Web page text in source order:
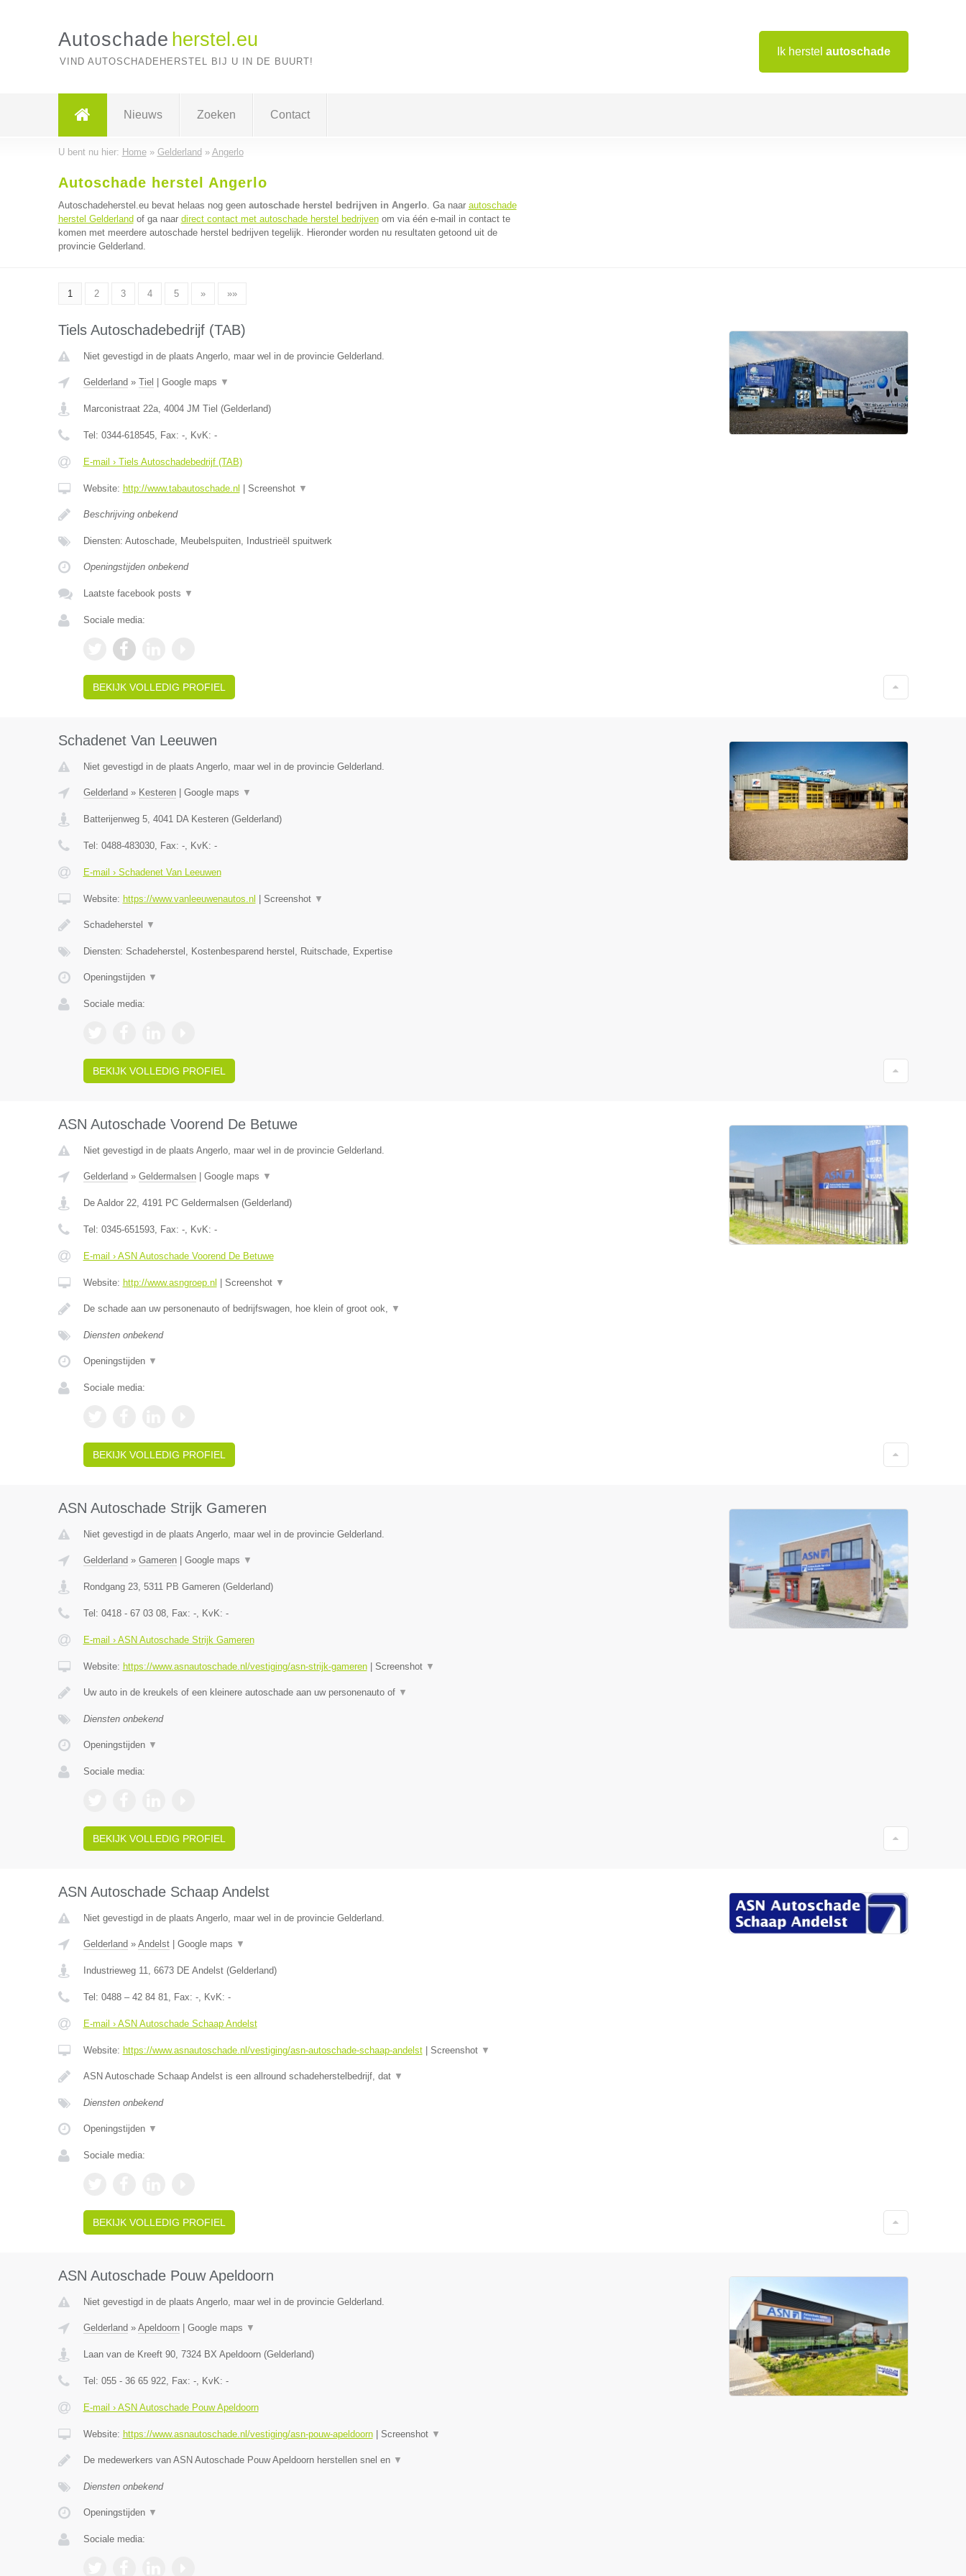
Ik herstel autoschade
Autoschade herstel.eu
VIND AUTOSCHADEHERSTEL BIJ U IN DE BUURT!
Nieuws Zoeken Contact
U bent nu hier: Home» Gelderland » Angerlo
Autoschade herstel Angerlo
Autoschadeherstel.eu bevat helaas nog geen autoschade herstel bedrijven in Angerlo. Ga naar autoschade
herstel Gelderland of ga naar direct contact met autoschade herstel bedrijvenom via één e-mail in contact te
komen met meerdere autoschade herstel bedrijven tegelijk. Hieronder worden nu resultaten getoond uit de
provincie Gelderland.
1 2 3 4 5 » »»
Tiels Autoschadebedrijf (TAB)
Niet gevestigd in de plaats Angerlo, maar wel in de provincie Gelderland.
Gelderland » Tiel Google maps ▼
Marconistraat 22a, 4004 JM Tiel (Gelderland)
Tel: 0344-618545, Fax: -, KvK: -
E-mail › Tiels Autoschadebedrijf (TAB)
Website: http://www.tabautoschade.nl Screenshot ▼
Beschrijving onbekend
Diensten: Autoschade, Meubelspuiten, Industrieël spuitwerk
Openingstijden onbekend
Laatste facebook posts ▼
Sociale media:
BEKIJK VOLLEDIG PROFIEL
Schadenet Van Leeuwen
Niet gevestigd in de plaats Angerlo, maar wel in de provincie Gelderland.
Gelderland » Kesteren| Google maps ▼
Batterijenweg 5, 4041 DA Kesteren(Gelderland)
Tel: 0488-483030, Fax: -, KvK: -
E-mail › Schadenet Van Leeuwen
Website: https://www.vanleeuwenautos.nl Screenshot ▼
Schadeherstel ▼
Diensten: Schadeherstel, Kostenbesparend herstel, Ruitschade, Expertise
Openingstijden ▼
Sociale media:
BEKIJK VOLLEDIG PROFIEL
ASN Autoschade Voorend De Betuwe
Niet gevestigd in de plaats Angerlo, maar wel in de provincie Gelderland.
Gelderland » Geldermalsen| Google maps ▼
De Aaldor 22, 4191 PC Geldermalsen(Gelderland)
Tel: 0345-651593, Fax: -, KvK: -
E-mail › ASN Autoschade Voorend De Betuwe
Website: http://www.asngroep.nl Screenshot ▼
De schade aan uw personenauto of bedrijfswagen, hoe klein of groot ook, ▼
Diensten onbekend
Openingstijden ▼
Sociale media:
BEKIJK VOLLEDIG PROFIEL
ASN Autoschade Strijk Gameren
Niet gevestigd in de plaats Angerlo, maar wel in de provincie Gelderland.
Gelderland » Gameren| Google maps ▼
Rondgang 23, 5311 PB Gameren(Gelderland)
Tel: 0418 - 67 03 08, Fax: -, KvK: -
E-mail › ASN Autoschade Strijk Gameren
Website: https://www.asnautoschade.nl/vestiging/asn-strijk-gameren| Screenshot ▼
Uw auto in de kreukels of een kleinere autoschade aan uw personenauto of ▼
Diensten onbekend
Openingstijden ▼
Sociale media:
BEKIJK VOLLEDIG PROFIEL
ASN Autoschade Schaap Andelst
Niet gevestigd in de plaats Angerlo, maar wel in de provincie Gelderland.
Gelderland » Andelst| Google maps ▼
Industrieweg 11, 6673 DE Andelst(Gelderland)
Tel: 0488 – 42 84 81, Fax: -, KvK: -
E-mail › ASN Autoschade Schaap Andelst
Website: https://www.asnautoschade.nl/vestiging/asn-autoschade-schaap-andelst| Screenshot ▼
ASN Autoschade Schaap Andelst is een allround schadeherstelbedrijf, dat ▼
Diensten onbekend
Openingstijden ▼
Sociale media:
BEKIJK VOLLEDIG PROFIEL
ASN Autoschade Pouw Apeldoorn
Niet gevestigd in de plaats Angerlo, maar wel in de provincie Gelderland.
Gelderland » Apeldoorn| Google maps ▼
Laan van de Kreeft 90, 7324 BX Apeldoorn(Gelderland)
Tel: 055 - 36 65 922, Fax: -, KvK: -
E-mail › ASN Autoschade Pouw Apeldoorn
Website: https://www.asnautoschade.nl/vestiging/asn-pouw-apeldoorn| Screenshot ▼
De medewerkers van ASN Autoschade Pouw Apeldoorn herstellen snel en ▼
Diensten onbekend
Openingstijden ▼
Sociale media: